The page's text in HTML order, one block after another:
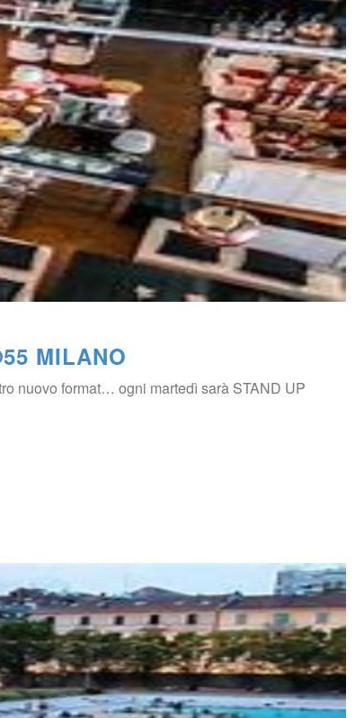
MILANO
nuovo format… ogni martedì sarà STAND UP